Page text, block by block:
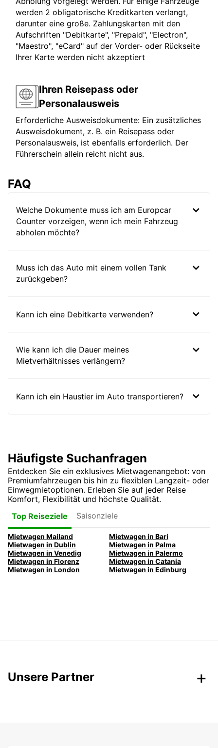
werden 2 obligatorische Kreditkarten verlangt,
darunter eine große. Zahlungskarten mit den
Aufschriften "Debitkarte", "Prepaid", "Electron",
"Maestro", "eCard" auf der Vorder- oder Rückseite
Ihrer Karte werden nicht akzeptiert
Ihren Reisepass oder
Personalausweis
Erforderliche Ausweisdokumente: Ein zusätzliches
Ausweisdokument, z. B. ein Reisepass oder
Personalausweis, ist ebenfalls erforderlich. Der
Führerschein allein reicht nicht aus.
FAQ
Welche Dokumente muss ich am Europcar
Counter vorzeigen, wenn ich mein Fahrzeug
abholen möchte?
Muss ich das Auto mit einem vollen Tank
zurückgeben?
Kann ich eine Debitkarte verwenden?
Wie kann ich die Dauer meines
Mietverhältnisses verlängern?
Kann ich ein Haustier im Auto transportieren?
Häufigste Suchanfragen
Entdecken Sie ein exklusives Mietwagenangebot: von
Premiumfahrzeugen bis hin zu flexiblen Langzeit- oder
Einwegmietoptionen. Erleben Sie auf jeder Reise
Komfort, Flexibilität und höchste Qualität.
Top Reiseziele
Saisonziele
Mietwagen Mailand
Mietwagen in Bari
Mietwagen in Dublin
Mietwagen in Palma
Mietwagen in Venedig
Mietwagen in Palermo
Mietwagen in Florenz
Mietwagen in Catania
Mietwagen in London
Mietwagen in Edinburg
Unsere Partner